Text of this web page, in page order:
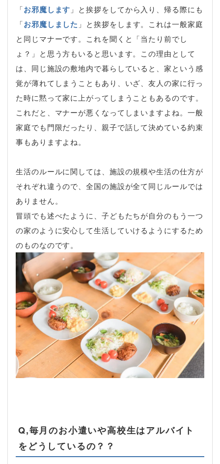
「お邪魔します 」と挨拶をしてから入り、帰る際にも
「お邪魔しました 」と挨拶をします。これは一般家庭
と同じマナーです。これを聞くと「当たり前でし
ょ？」と思う方もいると思います。この理由として
は、同じ施設の敷地内で暮らしていると、家という感
覚が薄れてしまうこともあり、いざ、友人の家に行っ
た時に黙って家に上がってしまうこともあるのです。
これだと、マナーが悪くなってしまいますよね。一般
家庭でも門限だったり、親子で話して決めている約束
事もありますよね。
生活のルールに関しては、施設の規模や生活の仕方が
それぞれ違うので、全国の施設が全て同じルールでは
ありません。
冒頭でも述べたように、子どもたちが自分のもう一つ
の家のように安心して生活していけるようにするため
のものなのです。
Q,毎月のお小遣いや高校生はアルバイト
をどうしているの？？